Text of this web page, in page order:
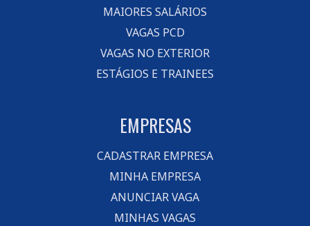
MAIORES SALÁRIOS
VAGAS PCD
VAGAS NO EXTERIOR
ESTÁGIOS E TRAINEES
EMPRESAS
CADASTRAR EMPRESA
MINHA EMPRESA
ANUNCIAR VAGA
MINHAS VAGAS